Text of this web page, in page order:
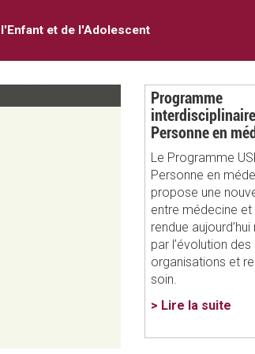
et de l'Adolescent
Programme
Personne en
Le Programme
Personne en
propose une
entre médecine et
rendue
par l’évolution
organisations et
soin.
> Lire la suite